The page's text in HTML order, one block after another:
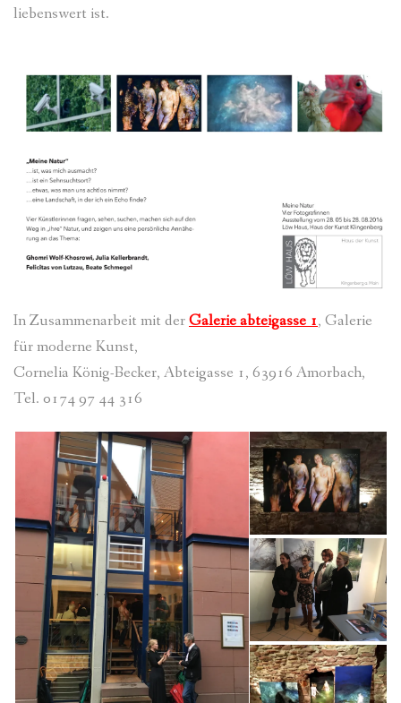
liebenswert ist.
In Zusammenarbeit mit derGalerie abteigasse 1, Galerie
für moderne Kunst,
Cornelia König-Becker, Abteigasse 1, 63916 Amorbach,
Tel. 0174 97 44 316